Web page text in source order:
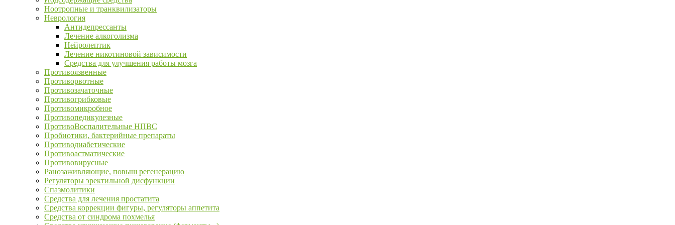
Ноотропные и транквилизаторы
Неврология
Антидепрессанты
Лечение алкоголизма
Нейролептик
Лечение никотиновой зависимости
Средства для улучшения работы мозга
Противоязвенные
Противорвотные
Противозачаточные
Противогрибковые
Противомикробное
Противопедикулезные
ПротивоВоспалительные НПВС
Пробиотики, бактерийные препараты
Противодиабетические
Противоастматические
Противовирусные
Ранозаживляющие, повыш регенерацию
Регуляторы эректильной дисфункции
Спазмолитики
Средства для лечения простатита
Средства коррекции фигуры, регуляторы аппетита
Средства от синдрома похмелья